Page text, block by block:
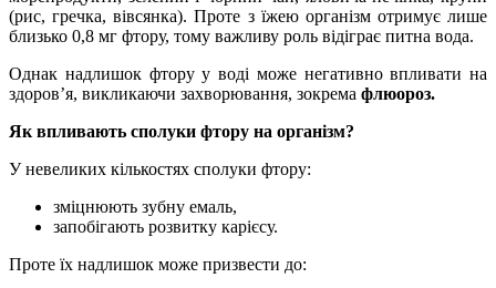
(рис, гречка, вівсянка). Проте з їжею організм отримує лише
близько 0,8 мг фтору, тому важливу роль відіграє питна вода.
Однак надлишок фтору у воді може негативно впливати на
здоров’я, викликаючи захворювання, зокрема флюороз.
Як впливають сполуки фтору на організм?
У невеликих кількостях сполуки фтору:
зміцнюють зубну емаль,
запобігають розвитку карієсу.
Проте їх надлишок може призвести до: